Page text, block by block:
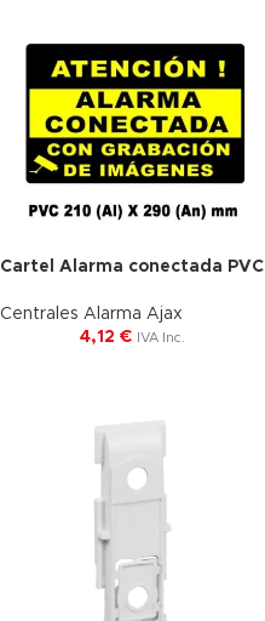
Cartel Alarma conectada PVC
Centrales Alarma Ajax
4,12 € IVA Inc.